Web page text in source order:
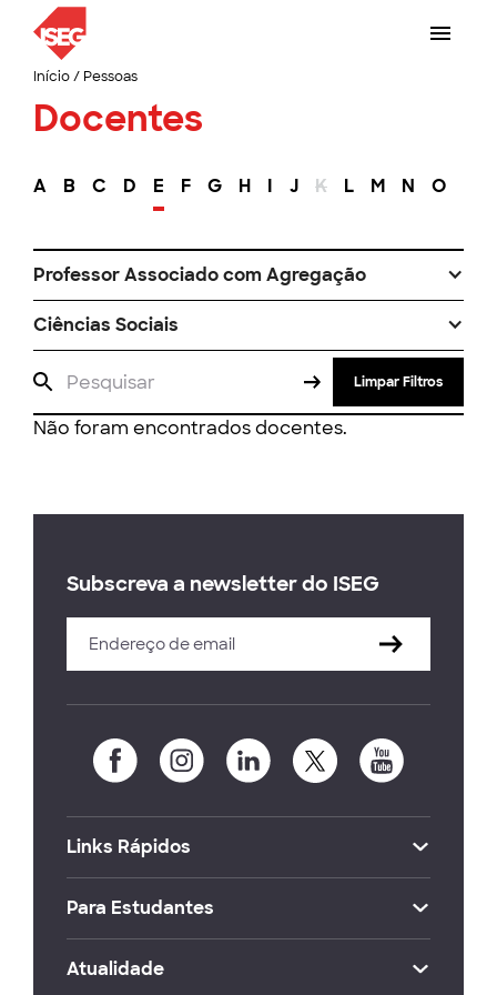
Início/ Pessoas
Docentes
A B C D E F G H I J K L M N O
Professor Associado com Agregação
Ciências Sociais
Limpar Filtros
Não foram encontrados docentes.
Subscreva a newsletter do ISEG
Links Rápidos
Para Estudantes
Atualidade